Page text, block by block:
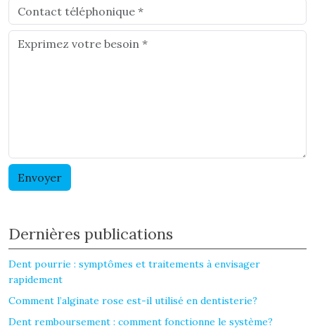
Dernières publications
Dent pourrie : symptômes et traitements à envisager
rapidement
Comment l’alginate rose est-il utilisé en dentisterie?
Dent remboursement : comment fonctionne le système?